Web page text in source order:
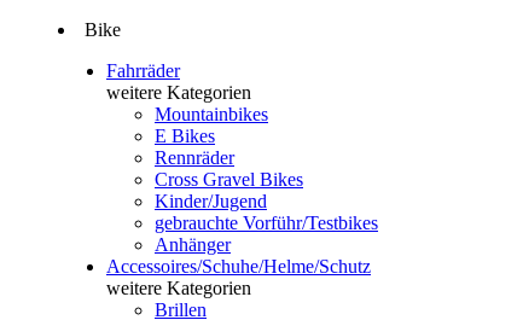
Bike
Fahrräder
weitere Kategorien
Mountainbikes
E Bikes
Rennräder
Cross Gravel Bikes
Kinder/Jugend
gebrauchte Vorführ/Testbikes
Anhänger
Accessoires/Schuhe/Helme/Schutz
weitere Kategorien
Brillen